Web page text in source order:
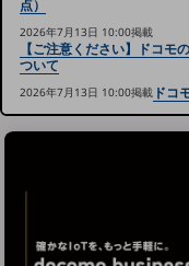
Smart City
Smart Education
Smart Healthcare
Smart Industry
Smart Mobility
Smart Worksite
生成AI(Generative AI)
地域社会を支える皆さまと地域
LGPF(Local Government
点）
2026年7月13日 10:00掲載
【ご注意ください】ドコモ
ついて
2026年7月13日 10:00掲載 ドコ